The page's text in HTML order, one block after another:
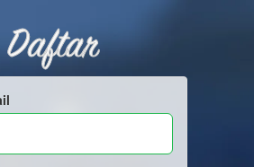
Daftar